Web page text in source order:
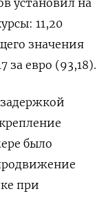
установил на
11,20
значения
за евро (93,18).
было
при